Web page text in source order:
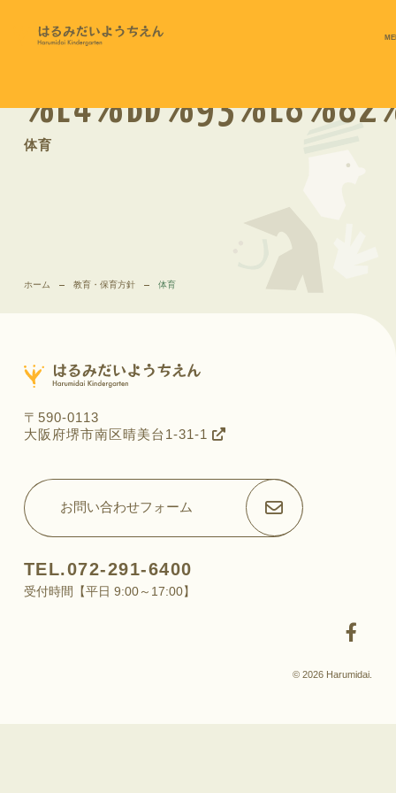
体育
ホーム 教育・保育方針 体育
〒590-0113
大阪府堺市南区晴美台1-31-1
お問い合わせフォーム
TEL.072-291-6400
受付時間【平日 9:00～17:00】
© 2026 Harumidai.